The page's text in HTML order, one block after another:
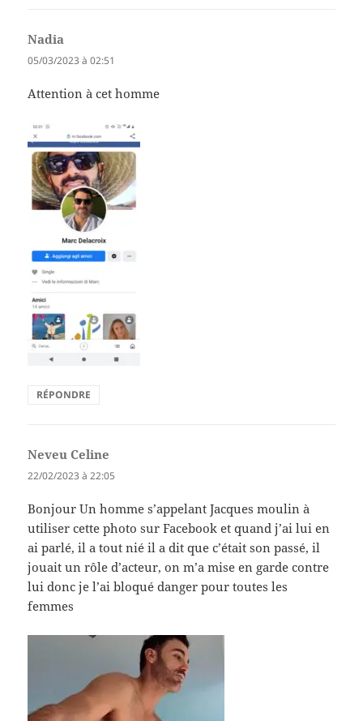
Nadia
05/03/2023 à 02:51
Attention à cet homme
RÉPONDRE
Neveu Celine
22/02/2023 à 22:05
Bonjour Un homme s’appelant Jacques moulin à
utiliser cette photo sur Facebook et quand j’ai lui en
ai parlé, il a tout nié il a dit que c’était son passé, il
jouait un rôle d’acteur, on m’a mise en garde contre
lui donc je l’ai bloqué danger pour toutes les
femmes